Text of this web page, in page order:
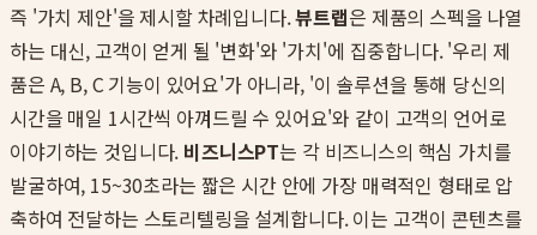
즉 '가치 제안'을 제시할 차례입니다.뷰트랩은 제품의 스펙을 나열
하는 대신, 고객이 얻게 될 '변화'와 '가치'에 집중합니다. '우리 제
품은 A, B, C 기능이 있어요'가 아니라, '이 솔루션을 통해 당신의
시간을 매일 1시간씩 아껴드릴 수 있어요'와 같이 고객의 언어로
이야기하는 것입니다. 비즈니스PT는 각 비즈니스의 핵심 가치를
발굴하여, 15~30초라는 짧은 시간 안에 가장 매력적인 형태로 압
축하여 전달하는 스토리텔링을 설계합니다. 이는 고객이 콘텐츠를